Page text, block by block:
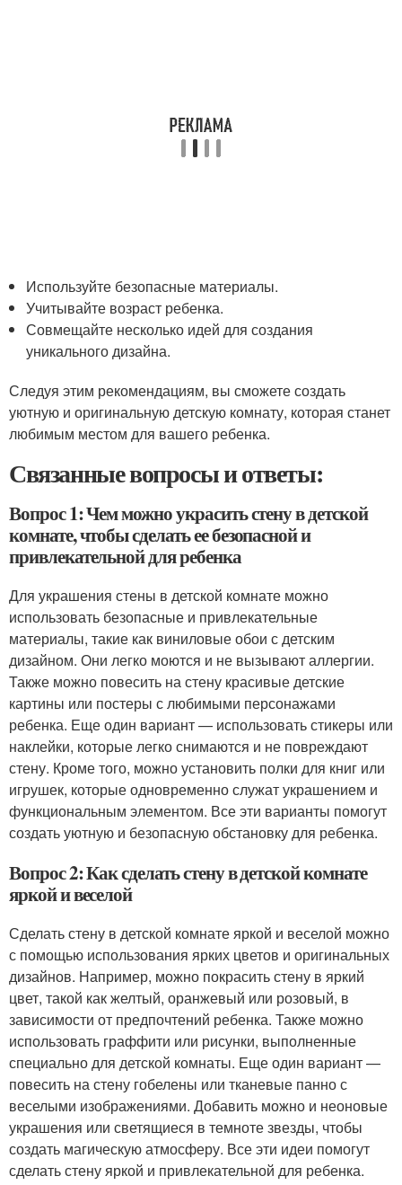
Используйте безопасные материалы.
Учитывайте возраст ребенка.
Совмещайте несколько идей для создания
уникального дизайна.
Следуя этим рекомендациям, вы сможете создать
уютную и оригинальную детскую комнату, которая станет
любимым местом для вашего ребенка.
Связанные вопросы и ответы:
Вопрос 1: Чем можно украсить стену в детской
комнате, чтобы сделать ее безопасной и
привлекательной для ребенка
Для украшения стены в детской комнате можно
использовать безопасные и привлекательные
материалы, такие как виниловые обои с детским
дизайном. Они легко моются и не вызывают аллергии.
Также можно повесить на стену красивые детские
картины или постеры с любимыми персонажами
ребенка. Еще один вариант — использовать стикеры или
наклейки, которые легко снимаются и не повреждают
стену. Кроме того, можно установить полки для книг или
игрушек, которые одновременно служат украшением и
функциональным элементом. Все эти варианты помогут
создать уютную и безопасную обстановку для ребенка.
Вопрос 2: Как сделать стену в детской комнате
яркой и веселой
Сделать стену в детской комнате яркой и веселой можно
с помощью использования ярких цветов и оригинальных
дизайнов. Например, можно покрасить стену в яркий
цвет, такой как желтый, оранжевый или розовый, в
зависимости от предпочтений ребенка. Также можно
использовать граффити или рисунки, выполненные
специально для детской комнаты. Еще один вариант —
повесить на стену гобелены или тканевые панно с
веселыми изображениями. Добавить можно и неоновые
украшения или светящиеся в темноте звезды, чтобы
создать магическую атмосферу. Все эти идеи помогут
сделать стену яркой и привлекательной для ребенка.